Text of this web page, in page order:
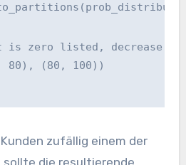
is zero listed, decrease
(80, 100))
zufällig einem der